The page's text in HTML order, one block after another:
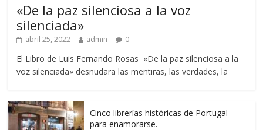
«De la paz silenciosa a la voz
silenciada»
abril 25, 2022 admin 0
El Libro de Luis Fernando Rosas «De la paz silenciosa a la
voz silenciada» desnudara las mentiras, las verdades, la
Cinco librerías históricas de Portugal
para enamorarse.